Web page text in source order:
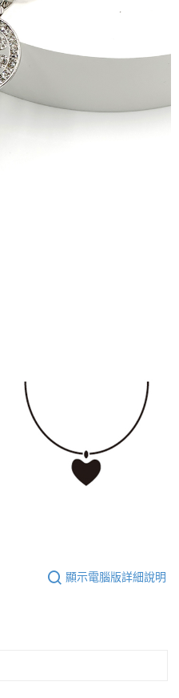
顯示電腦版詳細說明